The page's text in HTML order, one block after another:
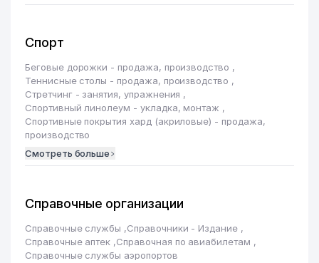
Спорт
Беговые дорожки - продажа, производство ,
Теннисные столы - продажа, производство ,
Стретчинг - занятия, упражнения ,
Спортивный линолеум - укладка, монтаж ,
Спортивные покрытия хард (акриловые) - продажа,
производство
Смотреть больше
Справочные организации
Справочные службы ,Справочники - Издание ,
Справочные аптек ,Справочная по авиабилетам ,
Справочные службы аэропортов